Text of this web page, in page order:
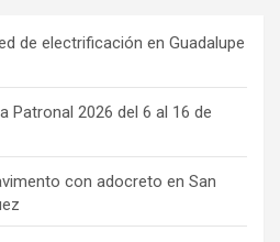
T
u
b
e
C
h
de electrificación en Guadalupe
Patronal 2026 del 6 al 16 de
con adocreto en San